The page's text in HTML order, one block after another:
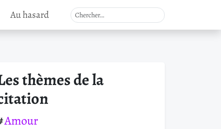
Au hasard
thèmes de la
Amour